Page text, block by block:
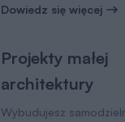
Dowiedz się więcej
Projekty małej
architektury
Wybudujesz